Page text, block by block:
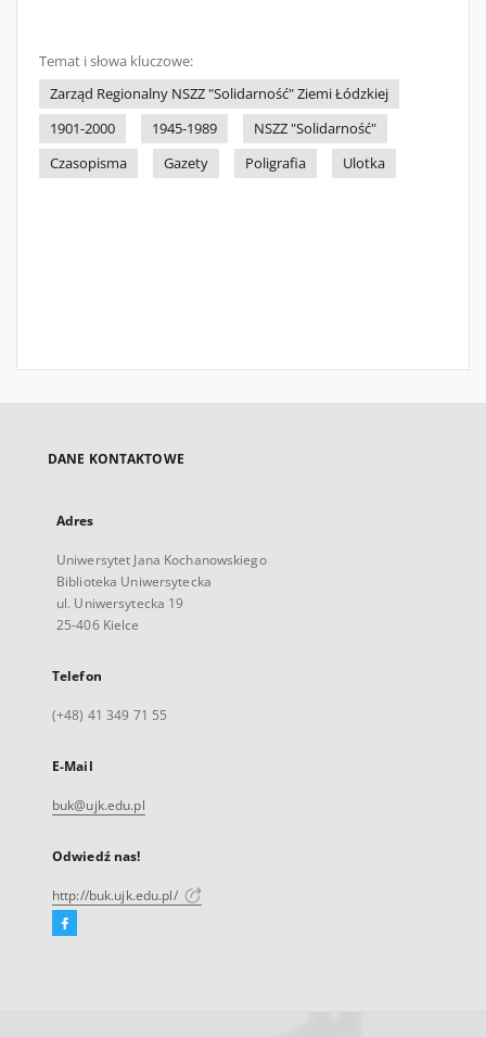
Temat i słowa kluczowe:
Zarząd Regionalny NSZZ "Solidarność" Ziemi Łódzkiej
1901-2000
1945-1989
NSZZ "Solidarność"
Czasopisma
Gazety Poligrafia Ulotka
DANE KONTAKTOWE
Adres
Uniwersytet Jana Kochanowskiego
Biblioteka Uniwersytecka
ul. Uniwersytecka 19
25-406 Kielce
Telefon
(+48) 41 349 71 55
E-Mail
buk@ujk.edu.pl
Odwiedź nas!
http://buk.ujk.edu.pl/
Facebook